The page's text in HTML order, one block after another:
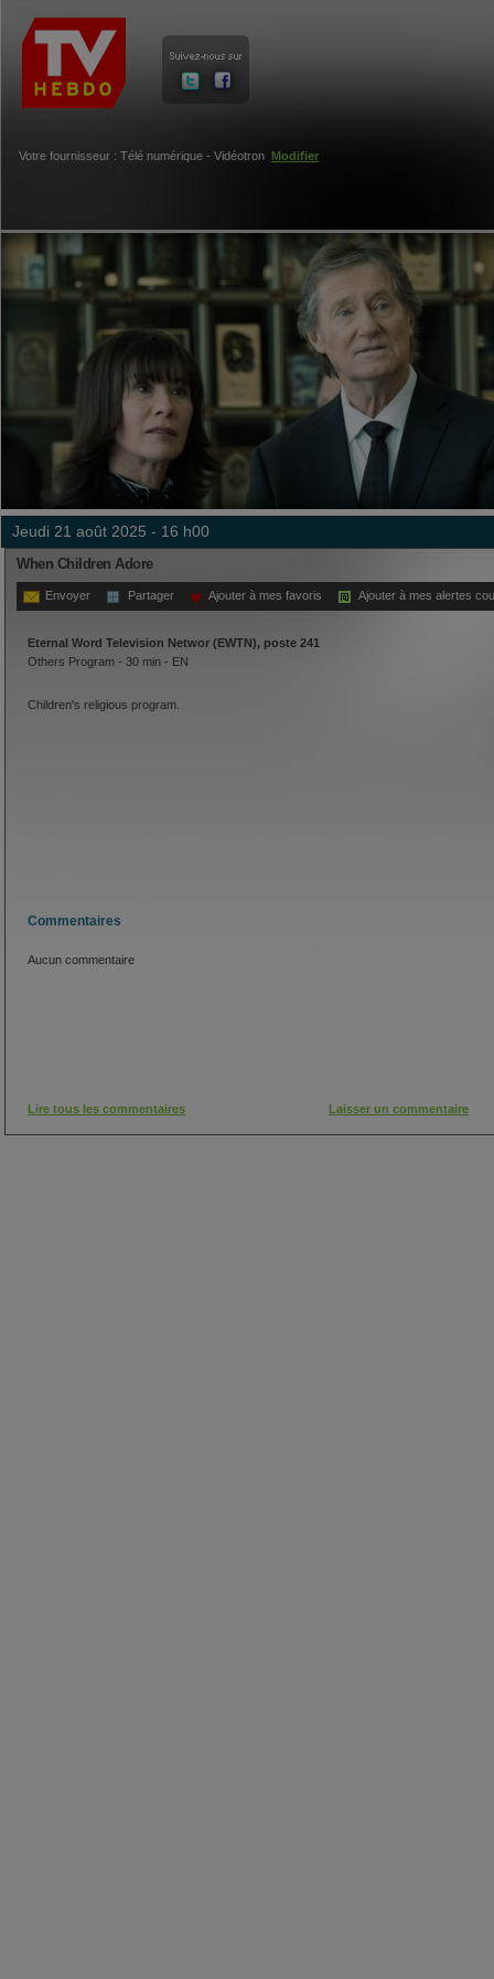
Votre fournisseur : Télé numérique - Vidéotron Modifier
jeudi 21 août 2025 - 16 h00
When Children Adore
Envoyer Partager Ajouter à mes favoris Ajouter à mes alertes
Eternal Word Television Networ (EWTN), poste 241
Others Program - 30 min - EN
Children's religious program.
Commentaires
Aucun commentaire
Lire tous les commentaires Laisser un commentaire